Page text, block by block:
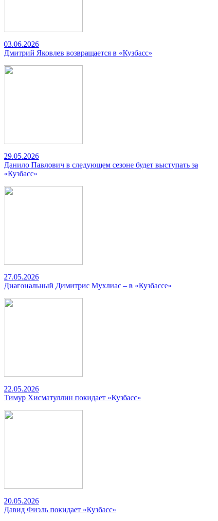
03.06.2026
Дмитрий Яковлев возвращается в «Кузбасс»
29.05.2026
Данило Павлович в следующем сезоне будет выступать за
«Кузбасс»
27.05.2026
Диагональный Димитрис Мухлиас – в «Кузбассе»
22.05.2026
Тимур Хисматуллин покидает «Кузбасс»
20.05.2026
Давид Фиэль покидает «Кузбасс»